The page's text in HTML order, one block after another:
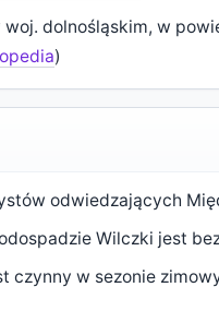
dolnośląskim, w
)
odwiedzających
Wilczki jest
czynny w sezonie